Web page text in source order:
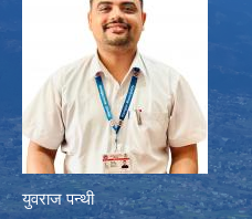
युवराज पन्थी